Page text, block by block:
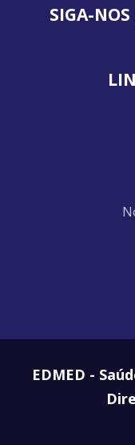
SIGA-NOS
EDMED -